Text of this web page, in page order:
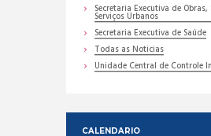
Secretaria Executiva de Obras,
Serviços Urbanos
Secretaria Executiva de Saúde
Todas as Noticias
Unidade Central de Controle
CALENDARIO